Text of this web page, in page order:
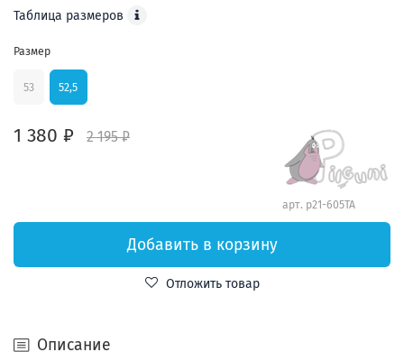
1 380 ₽ 2 195 ₽
арт. p21-605TA
Таблица размеров
Размер
53 52,5
Добавить в корзину
Отложить товар
Описание